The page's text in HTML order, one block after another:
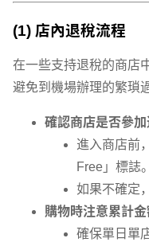
(1) 店內退稅流程
在一些支持退稅的商店
避免到機場辦理的繁瑣
確認商店是否參
進入商店前
Free」標誌。
如果不確定
購物時注意累計金
確保單日單